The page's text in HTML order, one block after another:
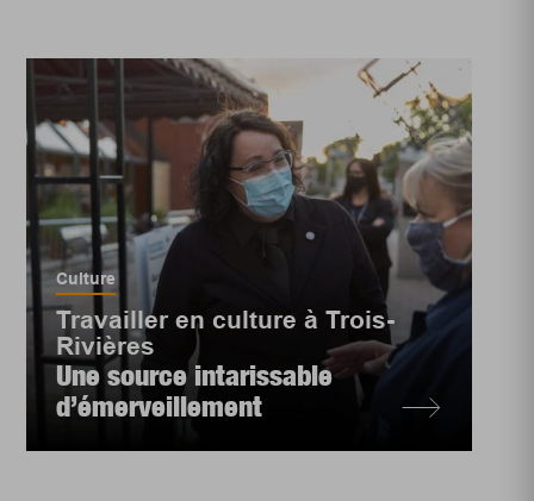
Culture
Travailler en culture à Trois-
Rivières
Une source intarissable
d’émerveillement